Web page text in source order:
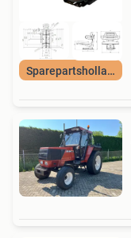
Sparepartsholland